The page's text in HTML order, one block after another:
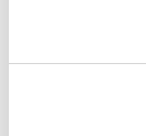
ク仙台長町駅